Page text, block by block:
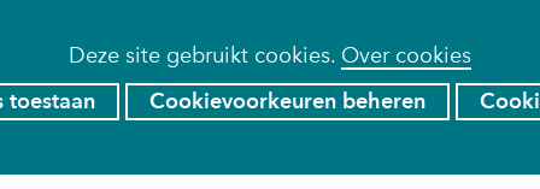
Deze site gebruikt cookies. Over cookies
toestaan Cookievoorkeuren beheren